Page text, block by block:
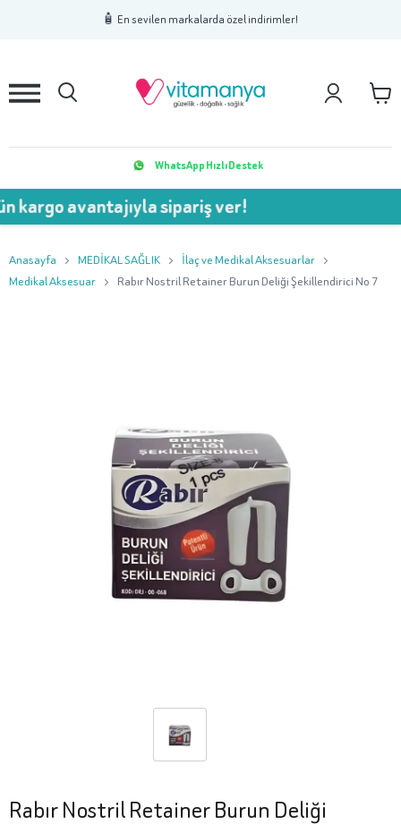
🧴 En sevilen markalarda özel indirimler!
2 3
WhatsApp Hızlı Destek
avantajıyla sipariş ver!
Anasayfa MEDİKAL SAĞLIK
İlaç ve Medikal Aksesuarlar
Medikal Aksesuar
Rabır Nostril Retainer Burun Deliği Şekillendirici No 7
Rabır Nostril Retainer Burun Deliği